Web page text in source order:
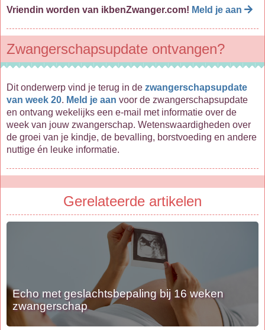
Vriendin worden van ikbenZwanger.com! Meld je aan
Zwangerschapsupdate ontvangen?
Dit onderwerp vind je terug in de zwangerschapsupdate
van week 20. Meld je aan voor de zwangerschapsupdate
en ontvang wekelijks een e-mail met informatie over de
week van jouw zwangerschap. Wetenswaardigheden over
de groei van je kindje, de bevalling, borstvoeding en andere
nuttige én leuke informatie.
Gerelateerde artikelen
Echo met geslachtsbepaling bij 16 weken
zwangerschap